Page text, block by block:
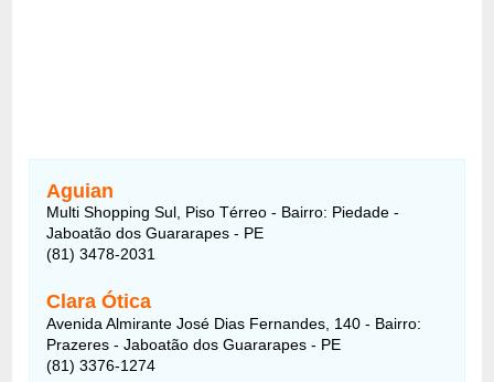
Aguian
Multi Shopping Sul, Piso Térreo - Bairro: Piedade -
Jaboatão dos Guararapes - PE
(81) 3478-2031
Clara Ótica
Avenida Almirante José Dias Fernandes, 140 - Bairro:
Prazeres - Jaboatão dos Guararapes - PE
(81) 3376-1274